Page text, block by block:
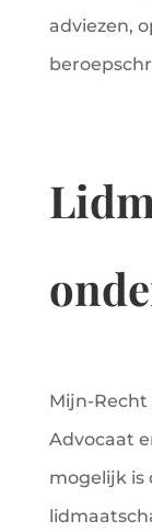
adviezen,
Mijn-
Advocaat
mogelijk is